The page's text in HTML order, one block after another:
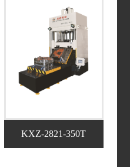
KXZ-2821-350T